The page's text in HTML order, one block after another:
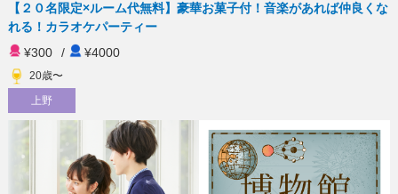
【２０名限定×ルーム代無料】豪華お菓子付！音楽があれば仲良くな
れる！カラオケパーティー
¥300
/ ¥4000
20歳〜
上野